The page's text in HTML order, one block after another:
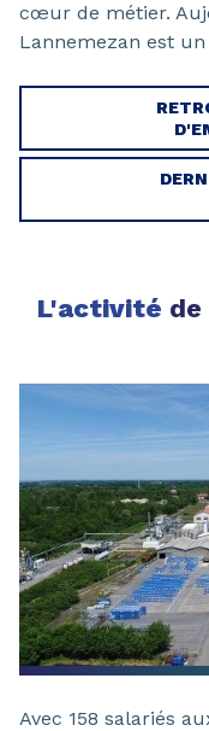
cœur de métier.
Lannemezan est
L'activité de
Avec 158 salariés